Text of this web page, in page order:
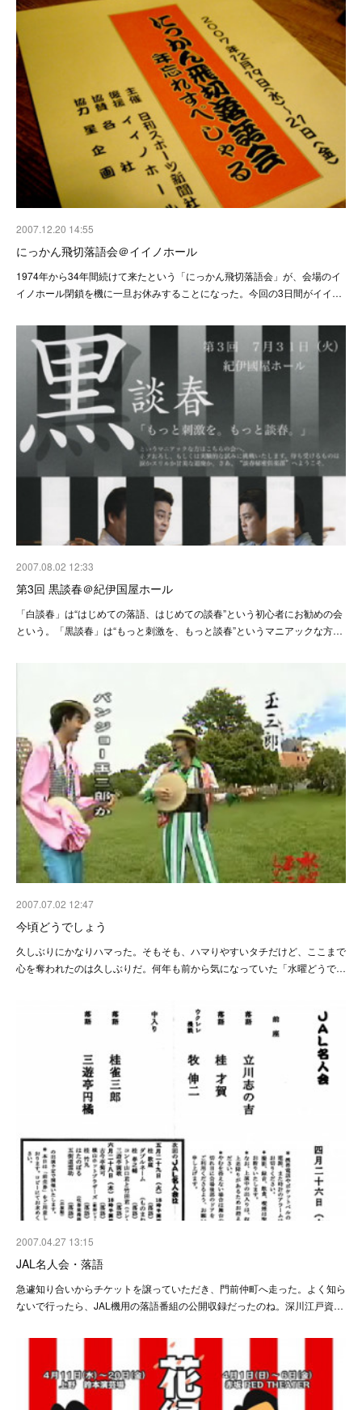
2007.12.20 14:55
にっかん飛切落語会＠イイノホール
1974年から34年間続けて来たという「にっかん飛切落語会」が、会場のイ
イノホール閉鎖を機に一旦お休みすることになった。今回の3日間がイイ…
2007.08.02 12:33
第3回 黒談春＠紀伊国屋ホール
「白談春」は“はじめての落語、はじめての談春”という初心者にお勧めの会
という。「黒談春」は“もっと刺激を、もっと談春”というマニアックな方…
2007.07.02 12:47
今頃どうでしょう
久しぶりにかなりハマった。そもそも、ハマりやすいタチだけど、ここまで
心を奪われたのは久しぶりだ。何年も前から気になっていた「水曜どうで…
2007.04.27 13:15
JAL名人会・落語
急遽知り合いからチケットを譲っていただき、門前仲町へ走った。よく知ら
ないで行ったら、JAL機用の落語番組の公開収録だったのね。深川江戸資…